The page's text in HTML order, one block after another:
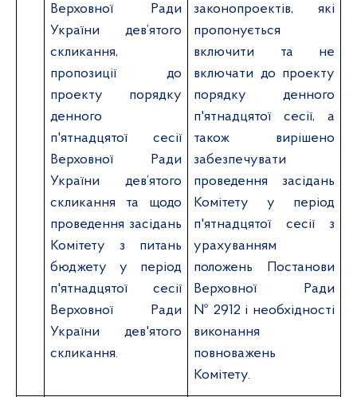
Верховної Ради
України дев’ятого
скликання,
пропозиції до
проекту порядку
денного
п'ятнадцятої сесії
Верховної Ради
України дев’ятого
скликання та щодо
проведення засідань
Комітету з питань
бюджету у період
п'ятнадцятої сесії
Верховної Ради
України дев'ятого
скликання.
законопроектів, які
пропонується
включити та не
включати до проекту
порядку денного
п'ятнадцятої сесії, а
також вирішено
забезпечувати
проведення засідань
Комітету у період
п'ятнадцятої сесії з
урахуванням
положень Постанови
Верховної Ради
№ 2912 і необхідності
виконання
повноважень
Комітету.